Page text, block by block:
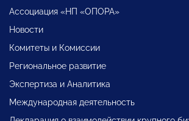
Ассоциация «НП «ОПОРА»
Новости
Комитеты и Комиссии
Региональное развитие
Экспертиза и Аналитика
Международная деятельность